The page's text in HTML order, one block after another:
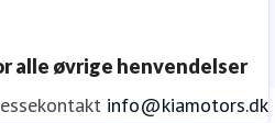
alle øvrige henvendelser
info@kiamotors.dk